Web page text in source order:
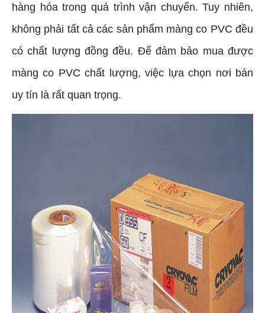
hàng hóa trong quá trình vận chuyển. Tuy nhiên,
không phải tất cả các sản phẩm màng co PVC đều
có chất lượng đồng đều. Để đảm bảo mua được
màng co PVC chất lượng, việc lựa chọn nơi bán
uy tín là rất quan trọng.